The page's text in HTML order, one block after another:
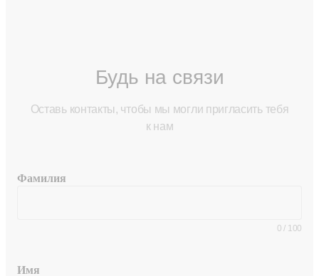
Будь на связи
Оставь контакты, чтобы мы могли пригласить тебя
к нам
Фамилия
0 / 100
Имя